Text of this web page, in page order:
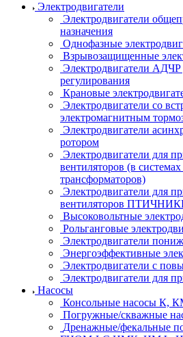
Электродвигатели
Электродвигатели
назначения
Однофазные
Взрывозащищенные
Электродвигатели АДЧР
регулирования
Крановые
Электродвигатели со
электромагнитным
Электродвигатели
ротором
Электродвигатели для
вентиляторов (в
трансформаторов)
Электродвигатели для
вентиляторов
Высоковольтные
Рольганговые
Электродвигатели
Энергоэффективные
Электродвигатели с
Электродвигатели для
Насосы
Консольные насосы К,
Погружные/скважные
Дренажные/фекальные